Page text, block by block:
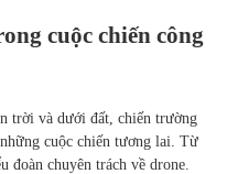
cuộc chiến công
trời và dưới đất, chiến trường
cuộc chiến tương lai. Từ
đoàn chuyên trách về drone.